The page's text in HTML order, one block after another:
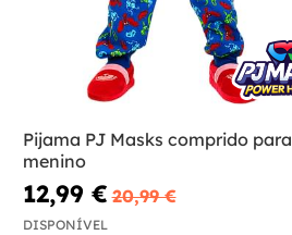
Pijama PJ Masks comprido para
menino
12,99 € 20,99 €
DISPONÍVEL